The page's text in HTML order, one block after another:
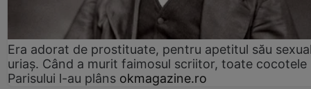
Era adorat de prostituate, pentru apetitul său
uriaș. Când a murit faimosul scriitor, toate cocotele
Parisului l-au plâns okmagazine.ro